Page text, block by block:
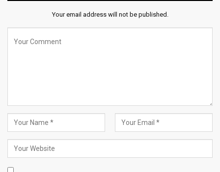
Your email address will not be published.